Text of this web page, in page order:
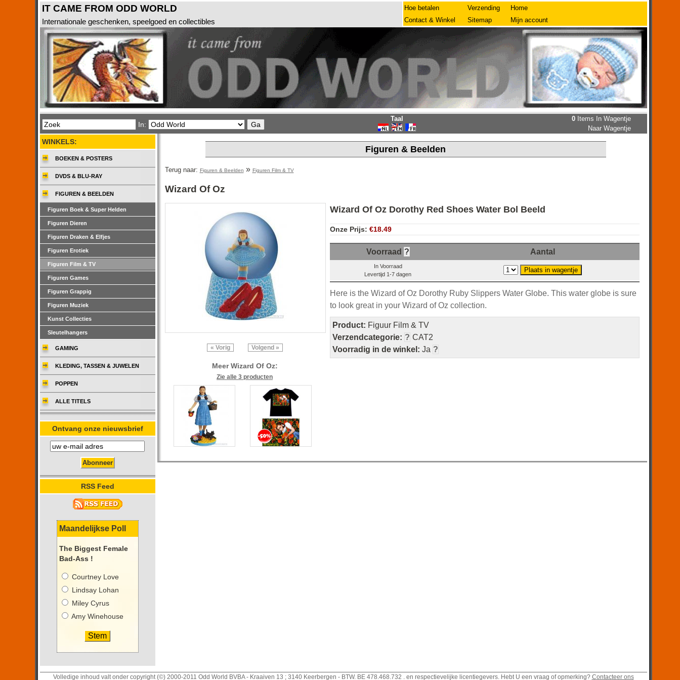
IT CAME FROM ODD WORLD
Internationale geschenken, speelgoed en collectibles
Hoe betalen
Contact & Winkel
Verzending
Sitemap
Home
Mijn account
In:
Taal 0Items In Wagentje
Naar Wagentje
Figuren & Beelden
Terug naar: Figuren & Beelden » Figuren Film & TV
Wizard Of Oz
« Vorig Volgend »
Meer Wizard Of Oz:
Zie alle 3 producten
Wizard Of Oz Dorothy Red Shoes Water Bol Beeld
Onze Prijs: €18.49
Voorraad ? Aantal
In Voorraad
Levertijd 1-7 dagen
Here is the Wizard of Oz Dorothy Ruby Slippers Water Globe. This water globe is sure
to look great in your Wizard of Oz collection.
Product: Figuur Film & TV
Verzendcategorie: ? CAT2
Voorradig in de winkel: Ja ?
WINKELS:
BOEKEN & POSTERS
DVDS & BLU-RAY
FIGUREN & BEELDEN
Figuren Boek & Super Helden
Figuren Dieren
Figuren Draken & Elfjes
Figuren Erotiek
Figuren Film & TV
Figuren Games
Figuren Grappig
Figuren Muziek
Kunst Collecties
Sleutelhangers
GAMING
KLEDING, TASSEN & JUWELEN
POPPEN
ALLE TITELS
Ontvang onze nieuwsbrief
RSS Feed
Maandelijkse Poll
The Biggest Female
Bad-Ass !
Courtney Love
Lindsay Lohan
Miley Cyrus
Amy Winehouse
Volledige inhoud valt onder copyright (©) 2000-2011 Odd World BVBA - Kraaiven 13 ; 3140 Keerbergen - BTW. BE 478.468.732 . en respectievelijke licentiegevers. Hebt U een vraag of opmerking? Contacteer ons